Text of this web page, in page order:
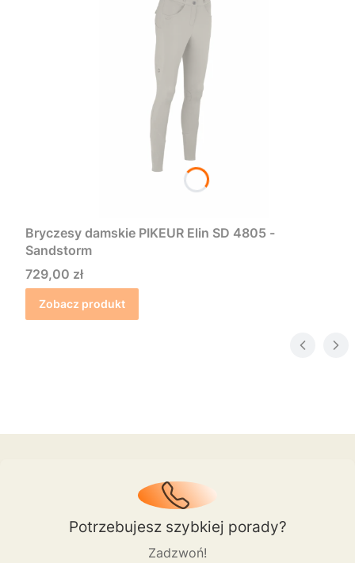
Bryczesy damskie PIKEUR Elin SD 4805 -
Sandstorm
Cena
729,00 zł
Zobacz produkt
Potrzebujesz szybkiej porady?
Zadzwoń!